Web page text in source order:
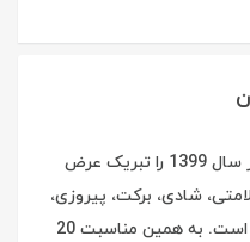
گروه اسپیس ایران پیشاپیش آغاز سال 1399 را تبریک عرض
شادی، برکت، پیروزی،
مهر و دوستی و موفقیت آرزومند است. به همین مناسبت 20